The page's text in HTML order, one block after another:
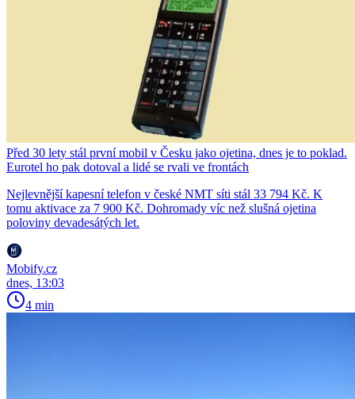
Před 30 lety stál první mobil v Česku jako ojetina, dnes je to poklad.
Eurotel ho pak dotoval a lidé se rvali ve frontách
Nejlevnější kapesní telefon v české NMT síti stál 33 794 Kč. K
tomu aktivace za 7 900 Kč. Dohromady víc než slušná ojetina
poloviny devadesátých let.
Mobify.cz
dnes, 13:03
4 min